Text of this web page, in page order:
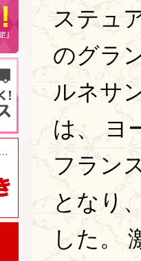
ステュ
のグラ
ルネサ
は、 ヨ
フラン
となり
した。